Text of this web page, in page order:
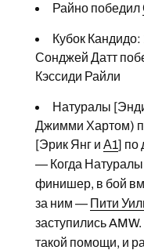
Райно победил
Кубок Кандидо:
Сонджей Датт
Кэссиди Райли
Натуралы
Джимми Хартом)
[Эрик Янг и А1] по
— Когда Натуралы
финишер, в бой
за ним — Пити
заступились
такой помощи, и